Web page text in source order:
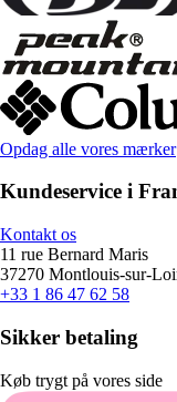
Opdag alle vores mærker
Kundeservice i
Kontakt os
11 rue Bernard Maris
37270 Montlouis-sur-
+33 1 86 47 62 58
Sikker betaling
Køb trygt på vores side